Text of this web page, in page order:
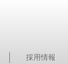
採用情報